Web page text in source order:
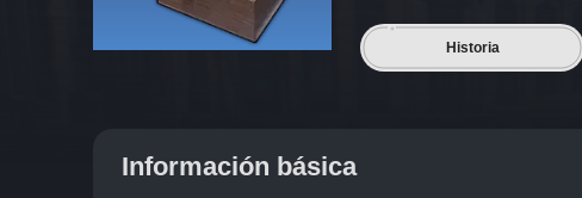
Historia
Información básica